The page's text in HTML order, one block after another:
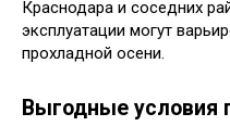
Краснодара и соседних
эксплуатации могут
прохладной осени.
Выгодные условия